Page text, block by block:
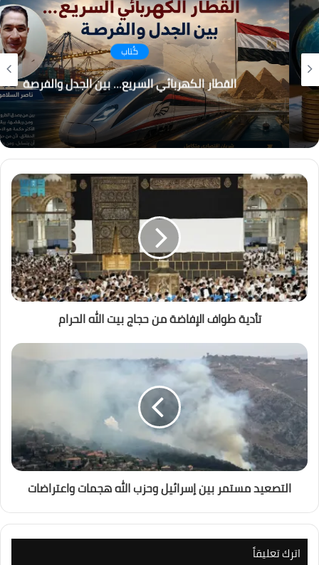
كُتاب
القطار الكهربائي السريع… بين الجدل والفرصة
تأدية طواف الإفاضة من حجاج بيت الله الحرام
التصعيد مستمر بين إسرائيل وحزب الله هجمات واعتراضات
اترك تعليقاً